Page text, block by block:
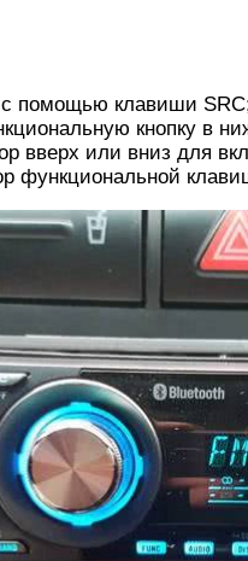
помощью клавиши
кнопку в
вверх или вниз для
функциональной